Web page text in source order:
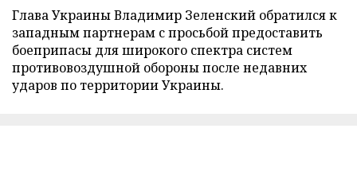
Глава Украины Владимир Зеленский обратился к
западным партнерам с просьбой предоставить
боеприпасы для широкого спектра систем
противовоздушной обороны после недавних
ударов по территории Украины.